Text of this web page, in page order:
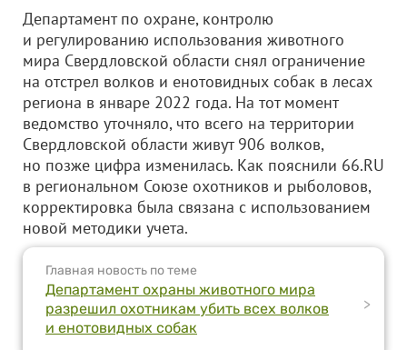
Департамент по охране, контролю
и регулированию использования животного
мира Свердловской области снял ограничение
на отстрел волков и енотовидных собак в лесах
региона в январе 2022 года. На тот момент
ведомство уточняло, что всего на территории
Свердловской области живут 906 волков,
но позже цифра изменилась. Как пояснили 66.RU
в региональном Союзе охотников и рыболовов,
корректировка была связана с использованием
новой методики учета.
Главная новость по теме
Департамент охраны животного мира
разрешил охотникам убить всех волков
и енотовидных собак
>